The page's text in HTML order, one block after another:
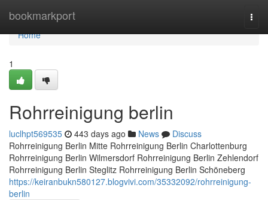
bookmarkport
Home
Home
1
Rohrreinigung berlin
luclhpt569535 443 days ago News
Discuss
Rohrreinigung Berlin Mitte Rohrreinigung Berlin Charlottenburg
Rohrreinigung Berlin Wilmersdorf Rohrreinigung Berlin Zehlendorf
Rohrreinigung Berlin Steglitz Rohrreinigung Berlin Schöneberg
https://keiranbukn580127.blogvivi.com/35332092/rohrreinigung-
berlin